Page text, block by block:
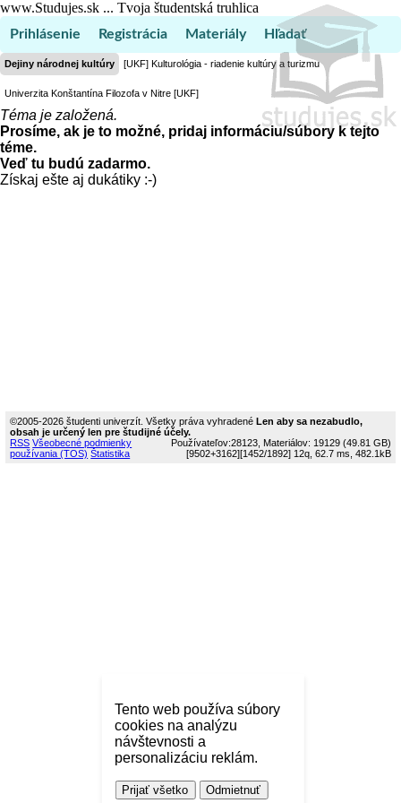
Tento web používa súbory
cookies na analýzu
návštevnosti a
personalizáciu reklám.
Prijať všetko Odmietnuť
www.Studujes.sk ... Tvoja študentská truhlica
Prihlásenie Registrácia Materiály Hľadať
Dejiny národnej kultúry [UKF] Kulturológia - riadenie kultúry a turizmu
Univerzita Konštantína Filozofa v Nitre [UKF]
Téma je založená.
Prosíme, ak je to možné, pridaj informáciu/súbory k tejto
téme.
Veď tu budú zadarmo.
Získaj ešte aj dukátiky :-)
©2005-2026 študenti univerzít. Všetky práva vyhradené Len aby sa nezabudlo,
obsah je určený len pre študijné účely.
Používateľov:28123, Materiálov: 19129 (49.81 GB)
RSS Všeobecné podmienky
používania (TOS) Štatistika [9502+3162][1452/1892]12q, 62.7 ms, 482.1kB